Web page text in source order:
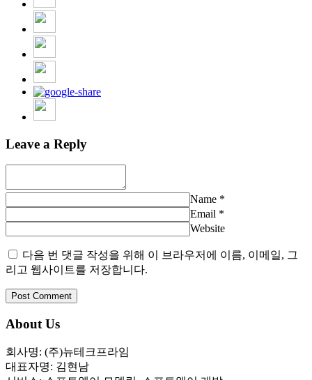
Leave a Reply
Name *
Email *
Website
다음 번 댓글 작성을 위해 이 브라우저에 이름, 이메일, 그
리고 웹사이트를 저장합니다.
About Us
회사명: (주)뉴테크프라임
대표자명: 김현남